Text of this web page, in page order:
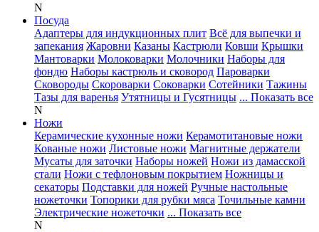
N
Посуда
Адаптеры для индукционных плит Всё для выпечки и
запекания Жаровни Казаны Кастрюли Ковши Крышки
Мантоварки Молоковарки Молочники Наборы для
фондю Наборы кастрюль и сковород Пароварки
Сковороды Скороварки Соковарки Сотейники Тажины
Тазы для варенья Утятницы и Гусятницы ... Показать все
N
Ножи
Керамические кухонные ножи Керамотитановые ножи
Кованые ножи Листовые ножи Магнитные держатели
Мусаты для заточки Наборы ножей Ножи из дамасской
стали Ножи с тефлоновым покрытием Ножницы и
секаторы Подставки для ножей Ручные настольные
ножеточки Топорики для рубки мяса Точильные камни
Электрические ножеточки ... Показать все
N